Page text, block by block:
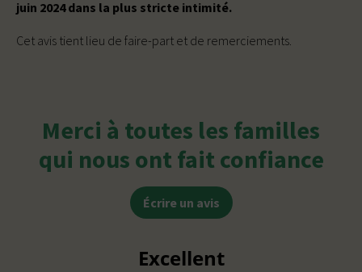
juin 2024 dans la plus stricte intimité.
Cet avis tient lieu de faire-part et de remerciements.
Merci à toutes les familles
qui nous ont fait confiance
Écrire un avis
Excellent